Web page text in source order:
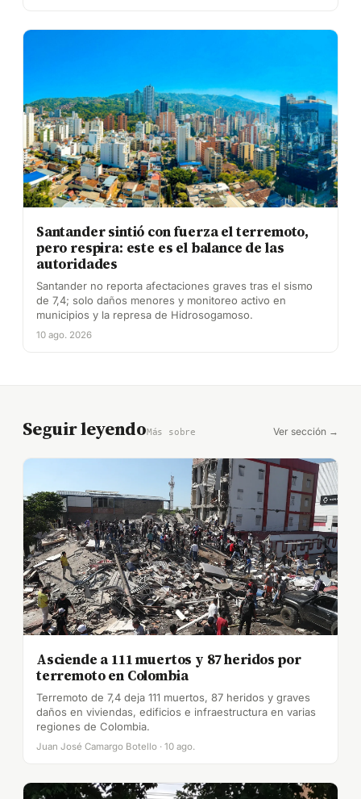
Santander sintió con fuerza el terremoto,
pero respira: este es el balance de las
autoridades
Santander no reporta afectaciones graves tras el sismo
de 7,4; solo daños menores y monitoreo activo en
municipios y la represa de Hidrosogamoso.
10 ago. 2026
Seguir leyendoMás sobre Ver sección →
Asciende a 111 muertos y 87 heridos por
terremoto en Colombia
Terremoto de 7,4 deja 111 muertos, 87 heridos y graves
daños en viviendas, edificios e infraestructura en varias
regiones de Colombia.
Juan José Camargo Botello · 10 ago.